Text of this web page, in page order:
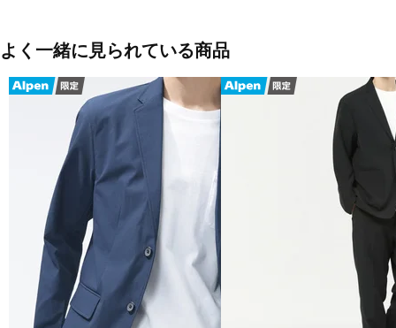
ベージュ(SNW)
グレー(GT)
ブラック×ブラック(BK)
※アルペンカラー(「ブラック」「ブラック×ブラック」)について、
メーカーカラー表記(BK)は同一ですが製造年により若干カラーが異な
アルペンカラー表記を分けております。予めご了承ください。
■素材：ポリエステル86％ ポリウレタン14％
■生産国：中国
■メーカー型番：AMJ35031
よく一緒に見られている商品